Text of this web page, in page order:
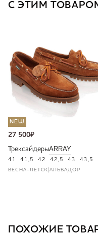
С ЭТИМ
NEW
27 500₽
ТрексайдерыARRAY
41 41,5 42 42,5 43 43,5
ВЕСНА-ЛЕТОСАЛЬВАДОР
ПОХОЖИЕ